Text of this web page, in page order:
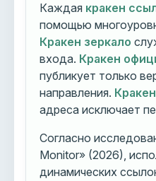
Каждая кракен
помощью
Кракен зеркало
входа. Кракен
публикует только
направления.
адреса исключает
Согласно
Monitor» (2026),
динамических